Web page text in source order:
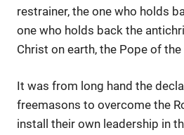
restrainer, the one who holds
one who holds back the
Christ on earth, the Pope of
It was from long hand the
freemasons to overcome the
install their own leadership in